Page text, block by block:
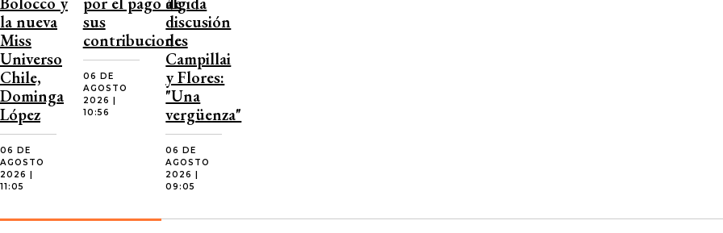
la nueva
Miss
Universo
Chile,
Dominga
López
06 DE
AGOSTO
2026 |
11:05
sus
contribuciones
06 DE
AGOSTO
2026 |
10:56
discusión
de
Campillai
y Flores:
"Una
vergüenza"
06 DE
AGOSTO
2026 |
09:05